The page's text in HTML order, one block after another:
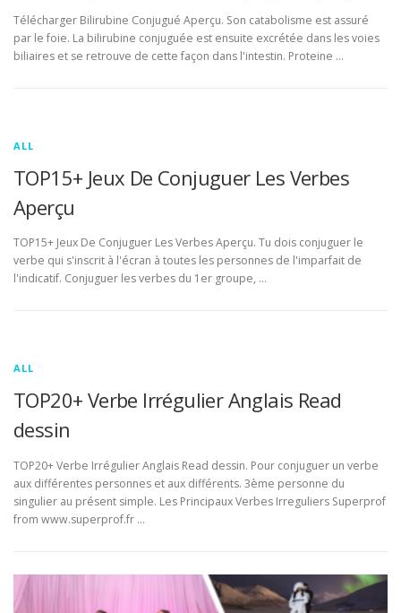
Télécharger Bilirubine Conjugué Aperçu. Son catabolisme est assuré
par le foie. La bilirubine conjuguée est ensuite excrétée dans les voies
biliaires et se retrouve de cette façon dans l'intestin. Proteine …
ALL
TOP15+ Jeux De Conjuguer Les Verbes
Aperçu
TOP15+ Jeux De Conjuguer Les Verbes Aperçu. Tu dois conjuguer le
verbe qui s'inscrit à l'écran à toutes les personnes de l'imparfait de
l'indicatif. Conjuguer les verbes du 1er groupe, …
ALL
TOP20+ Verbe Irrégulier Anglais Read
dessin
TOP20+ Verbe Irrégulier Anglais Read dessin. Pour conjuguer un verbe
aux différentes personnes et aux différents. 3ème personne du
singulier au présent simple. Les Principaux Verbes Irreguliers Superprof
from www.superprof.fr …